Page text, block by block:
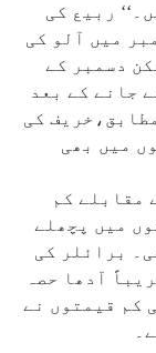
ربیع کی
میں آلو کی
دسمبر کے
جانے کے بعد
کی
میں بھی
مقابلے کم
میں پچھلے
کمی آئی۔ برائلر کی
آدھا حصہ
کم قیمتوں نے